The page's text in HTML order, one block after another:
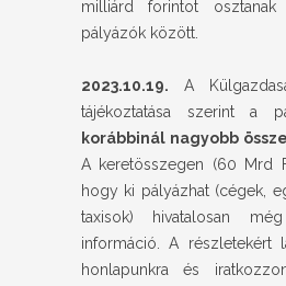
milliárd forintot
pályázók között.
2023.10.19. A
tájékoztatása szerint a
korábbinál nagyobb
A keretösszegen (60 Mrd
hogy ki pályázhat (cégek,
taxisok) hivatalosan
információ. A részletekért
honlapunkra és